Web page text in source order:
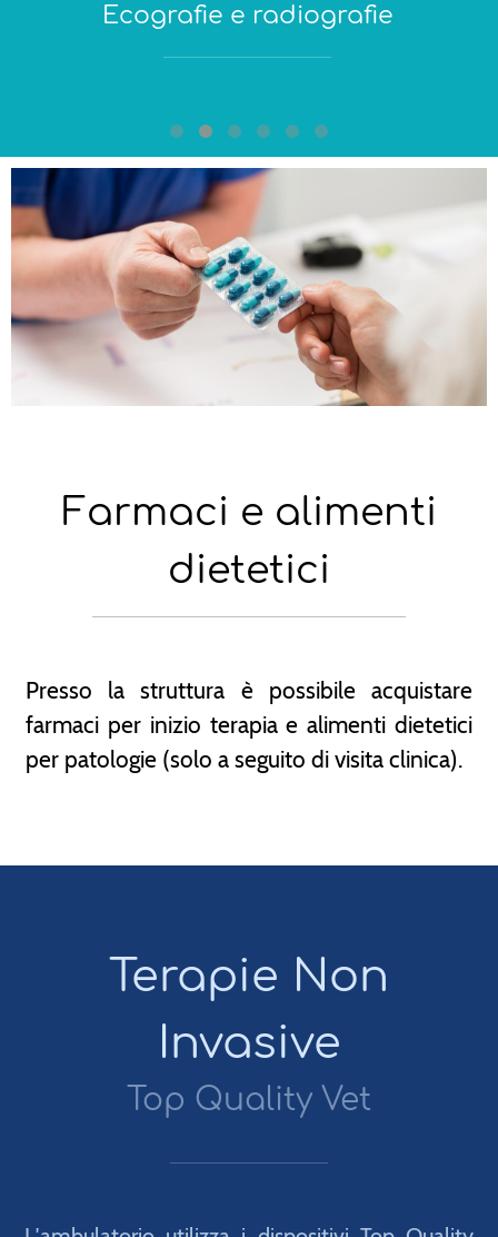
Ecografie e radiografie
Farmaci e alimenti
dietetici
Presso la struttura è possibile acquistare
farmaci per inizio terapia e alimenti dietetici
per patologie (solo a seguito di visita clinica).
Terapie Non
Invasive
Top Quality Vet